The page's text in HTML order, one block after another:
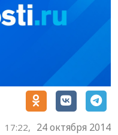
17:22, 24 октября 2014